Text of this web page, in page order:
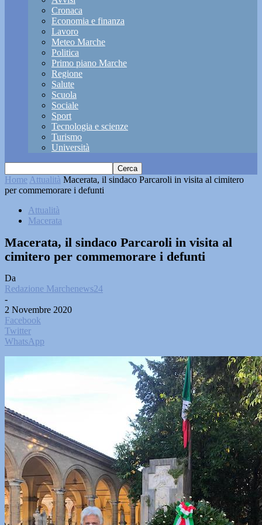
Cronaca
Economia e finanza
Lavoro
Meteo Marche
Politica
Primo piano Marche
Regione
Salute
Scuola
Sociale
Sport
Tecnologia e scienze
Turismo
Università
Home Attualità Macerata, il sindaco Parcaroli in visita al cimitero
per commemorare i defunti
Attualità
Macerata
Macerata, il sindaco Parcaroli in visita al
cimitero per commemorare i defunti
Da
Redazione Marchenews24
-
2 Novembre 2020
Facebook
Twitter
WhatsApp